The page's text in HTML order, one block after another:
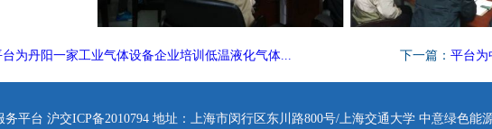
台为丹阳一家工业气体设备企业培训低温液化气体... 下一篇： 平台为
平台 沪交ICP备2010794 地址：上海市闵行区东川路800号/上海交通大学 中意绿色能